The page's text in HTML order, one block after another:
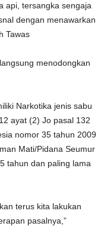
api, tersangka sengaja
dengan menawarkan
Tawas
menodongkan
Narkotika jenis sabu
ayat (2) Jo pasal 132
nomor 35 tahun 2009
Mati/Pidana Seumur
tahun dan paling lama
terus kita lakukan
pasalnya,”